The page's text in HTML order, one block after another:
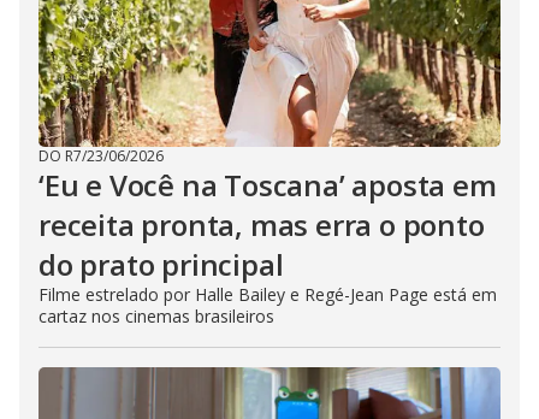
DO R7/23/06/2026
‘Eu e Você na Toscana’ aposta em
receita pronta, mas erra o ponto
do prato principal
Filme estrelado por Halle Bailey e Regé-Jean Page está em
cartaz nos cinemas brasileiros